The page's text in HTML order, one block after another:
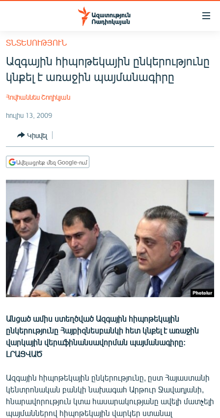
Մատչելիության
հիմնական
բովանդակությանը
Անցնել
հիմնական
մենյուին
ՀԱՅԱՍՏԱՆ
ՔԱՂԱՔԱԿԱՆ
ԸՆՏՐՈՒԹՅՈՒՆՆԵՐ 2026
ԻՐԱՎՈՒՆՔ
ՀԱՍԱՐԱԿՈՒԹՅՈՒՆ
ՏՆՏԵՍՈՒԹՅՈՒՆ
ՏԱՐԱԾԱՇՐՋԱՆ
ՄԻՋԱԶԳԱՅԻՆ
ՄՇԱԿՈՒՅԹ
ՍՊՈՐՏ
ՄԵԿՆԱԲԱՆՈՒԹՅՈՒՆ
ՏՏ ԵՒ ԻՆՏԵՐՆԵՏ
ԿՈՐՈՆԱՎԻՐՈՒՍ
ԱՐԽԻՎ
ՏԵՍԱՆՅՈՒԹԵՐ
ՁԳՏԵԼՈՎ ԼԱՎԱԳՈՒՅՆԻՆ
ՓՈԴՔԱՍԹ
ՏՆՏԵՍՈՒԹՅՈՒՆ
Ազգային հիպոթեկային ընկերությունը
կնքել է առաջին պայմանագիրը
Հովհաննես Շողիկյան
հուլիս 13, 2009
Կիսվել
Ավելացրեք մեզ Google-ում
Անցած ամիս ստեղծված Ազգային հիպոթեկային
ընկերությունը Հայբիզնեսբանկի հետ կնքել է առաջին
վարկային վերաֆինանսավորման պայմանագիրը:
ԼՐԱՑՎԱԾ
Ազգային հիպոթեկային ընկերությունը, ըստ Հայաստանի
կենտրոնական բանկի նախագահ Արթուր Ջավադյանի,
հնարավորություն կտա հասարակությանը ավելի մատչելի
պայմաններով հիպոթեկային վարկեր ստանալ